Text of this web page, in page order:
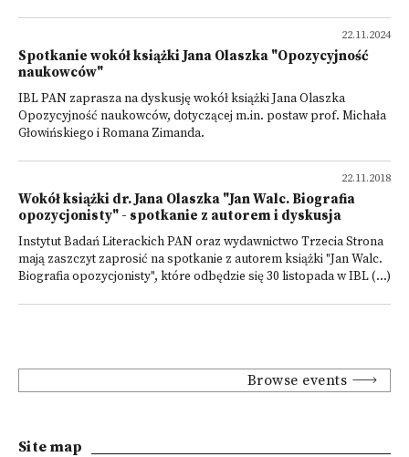
22.11.2024
Spotkanie wokół książki Jana Olaszka "Opozycyjność
naukowców"
IBL PAN zaprasza na dyskusję wokół książki Jana Olaszka
Opozycyjność naukowców, dotyczącej m.in. postaw prof. Michała
Głowińskiego i Romana Zimanda.
22.11.2018
Wokół książki dr. Jana Olaszka "Jan Walc. Biografia
opozycjonisty" - spotkanie z autorem i dyskusja
Instytut Badań Literackich PAN oraz wydawnictwo Trzecia Strona
mają zaszczyt zaprosić na spotkanie z autorem książki "Jan Walc.
Biografia opozycjonisty", które odbędzie się 30 listopada w IBL (...)
Browse events
Site map